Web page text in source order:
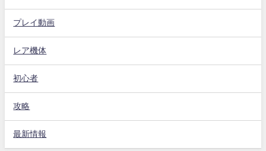
プレイ動画
レア機体
初心者
攻略
最新情報